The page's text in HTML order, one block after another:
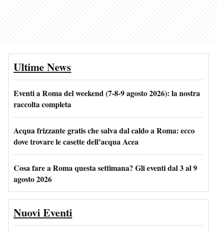
Ultime News
Eventi a Roma del weekend (7-8-9 agosto 2026): la nostra
raccolta completa
Acqua frizzante gratis che salva dal caldo a Roma: ecco
dove trovare le casette dell’acqua Acea
Cosa fare a Roma questa settimana? Gli eventi dal 3 al 9
agosto 2026
Nuovi Eventi